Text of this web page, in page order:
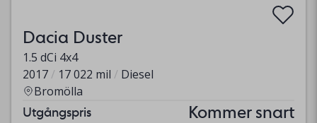
Dacia Duster
1.5 dCi 4x4
2017
17 022 mil
Diesel
Bromölla
Utgångspris Kommer snart